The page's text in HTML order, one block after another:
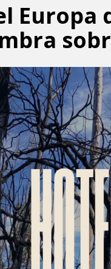
Europa